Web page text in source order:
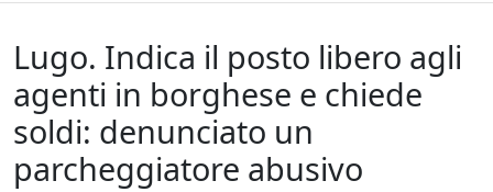
Lugo. Indica il posto libero agli
agenti in borghese e chiede
soldi: denunciato un
parcheggiatore abusivo